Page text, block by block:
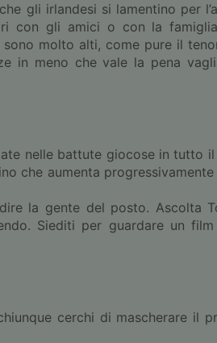
gli irlandesi si lamentino per
con gli amici o con la
molto alti, come pure il
in meno che vale la pena
nelle battute giocose in tutto
che aumenta
la gente del posto. Ascolta
Siediti per guardare un
cerchi di mascherare il